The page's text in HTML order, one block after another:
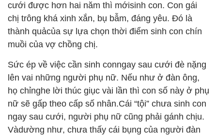
cưới được hơn hai năm thì mớisinh con. Con gái
chị trông khá xinh xắn, bụ bẫm, đáng yêu. Đó là
thành quảcủa sự lựa chọn thời điểm sinh con chín
muồi của vợ chồng chị.
Sức ép về việc cần sinh conngay sau cưới đè nặng
lên vai những người phụ nữ. Nếu như ở đàn ông,
họ chỉnghe lời thúc giục vài lần thì con số này ở phụ
nữ sẽ gấp theo cấp số nhân.Cái “tội” chưa sinh con
ngay sau cưới, người phụ nữ cũng phải gánh chịu.
Vàdường như, chưa thấy cái bụng của người đàn